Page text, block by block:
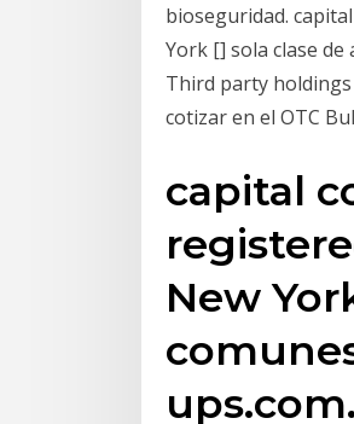
bioseguridad.
York [] sola clase de
Third party
cotizar en el OTC
capital
New